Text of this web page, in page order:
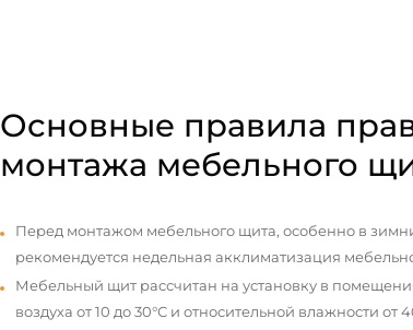
Основные правила
монтажа мебельного
Перед монтажом мебельного щита, особенно в
рекомендуется недельная акклиматизация
Мебельный щит рассчитан на установку в
воздуха от 10 до 30°С и относительной влажности от